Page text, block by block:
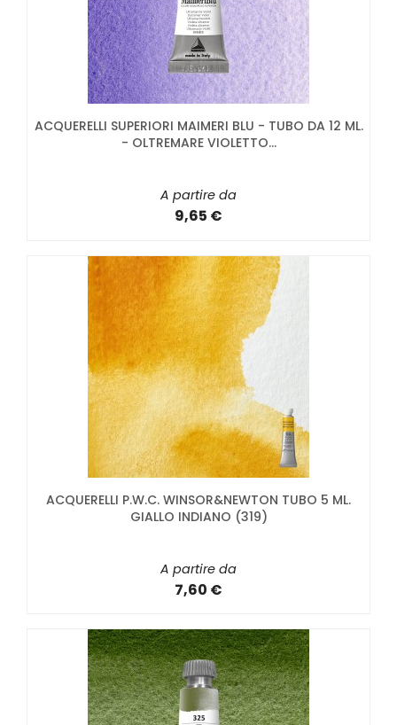
ACQUERELLI SUPERIORI MAIMERI BLU - TUBO DA 12 ML.
- OLTREMARE VIOLETTO...
A partire da
9,65 €
ACQUERELLI P.W.C. WINSOR&NEWTON TUBO 5 ML.
GIALLO INDIANO (319)
A partire da
7,60 €